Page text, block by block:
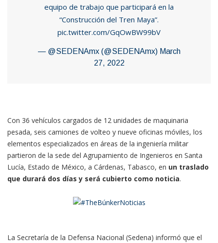
equipo de trabajo que participará en la
“Construcción del Tren Maya”.
pic.twitter.com/GqOwBW99bV
— @SEDENAmx (@SEDENAmx) March
27, 2022
Con 36 vehículos cargados de 12 unidades de maquinaria
pesada, seis camiones de volteo y nueve oficinas móviles, los
elementos especializados en áreas de la ingeniería militar
partieron de la sede del Agrupamiento de Ingenieros en Santa
Lucía, Estado de México, a Cárdenas, Tabasco, en un traslado
que durará dos días y será cubierto como noticia.
La Secretaría de la Defensa Nacional (Sedena) informó que el